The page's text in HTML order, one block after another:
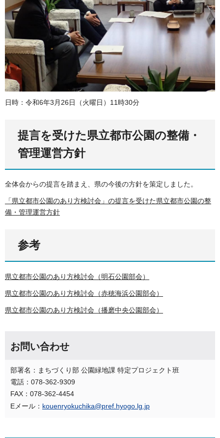
日時：令和6年3月26日（火曜日）11時30分
提言を受けた県立都市公園の整備・
管理運営方針
全体会からの提言を踏まえ、県の今後の方針を策定しました。
「県立都市公園のあり方検討会」の提言を受けた県立都市公園の整
備・管理運営方針
参考
県立都市公園のあり方検討会（明石公園部会）
県立都市公園のあり方検討会（赤穂海浜公園部会）
県立都市公園のあり方検討会（播磨中央公園部会）
お問い合わせ
部署名：まちづくり部 公園緑地課 特定プロジェクト班
電話：078-362-9309
FAX：078-362-4454
Eメール： kouenryokuchika@pref.hyogo.lg.jp